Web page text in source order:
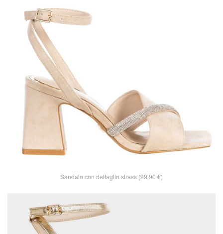
Sandalo con dettaglio strass (99,90 €)